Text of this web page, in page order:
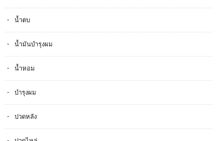
น้ำตบ
น้ำมันบำรุงผม
น้ำหอม
บำรุงผม
ปวดหลัง